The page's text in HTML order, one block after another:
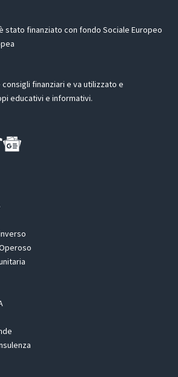
stato finanziato con fondo Sociale Europeo
finanziari e va utilizzato e
educativi e informativi.
Facebook